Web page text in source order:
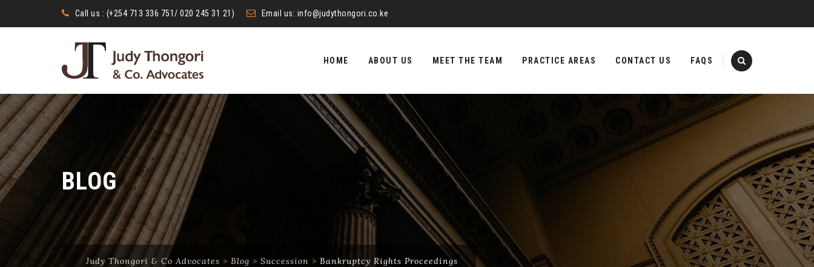
Call us : (+254 713 336 751/ 020 245 31 21) Email us: info@judythongori.co.ke
content
HOME ABOUT US MEET THE TEAM PRACTICE AREAS CONTACT US FAQS
BLOG
Judy Thongori & Co Advocates > Blog > Succession > Bankruptcy Rights Proceedings